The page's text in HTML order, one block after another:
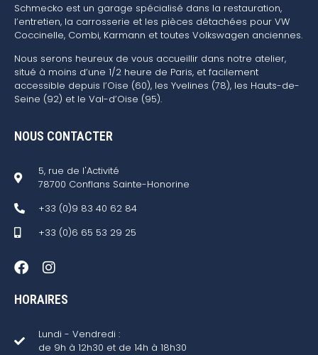
Schmecko est un garage spécialisé dans la restauration,
l’entretien, la carrosserie et les pièces détachées pour VW
Coccinelle, Combi, Karmann et toutes Volkswagen anciennes.
Nous serons heureux de vous accueillir dans notre atelier,
situé à moins d’une 1/2 heure de Paris, et facilement
accessible depuis l’Oise (60), les Yvelines (78), les Hauts-de-
Seine (92) et le Val-d’Oise (95).
NOUS CONTACTER
5, rue de l'Activité
78700 Conflans Sainte-Honorine
+33 (0)9 83 40 62 84
+33 (0)6 65 53 29 25
HORAIRES
Lundi - Vendredi :
de 9h à 12h30 et de 14h à 18h30